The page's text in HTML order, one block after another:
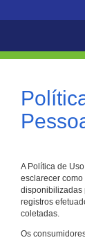
A Política de
esclarecer
disponibilizadas
registros
coletadas.
Os